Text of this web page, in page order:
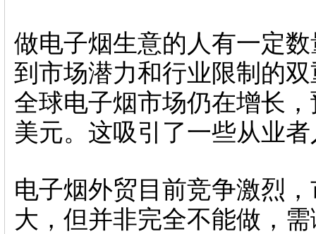
做电子烟生意的人有一定
到市场潜力和行业限制的
全球电子烟市场仍在增长
美元。这吸引了一些从业
电子烟外贸目前竞争激烈
大，但并非完全不能做，